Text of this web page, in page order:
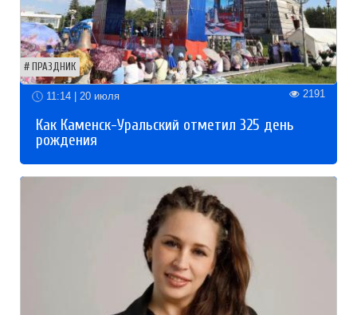
ПРАЗДНИК
11:14 | 20 июля 2191
Как Каменск-Уральский отметил 325 день
рождения